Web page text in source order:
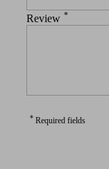
Review *
* Required fields